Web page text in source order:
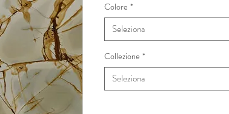
Colore *
Seleziona
Collezione *
Seleziona